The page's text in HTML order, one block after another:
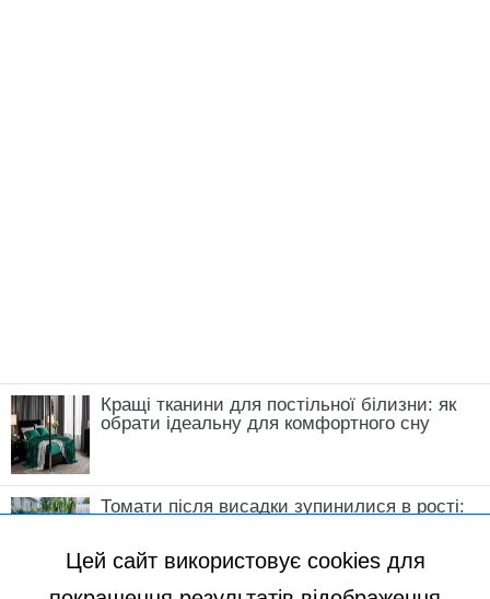
Кращі тканини для постільної білизни: як
обрати ідеальну для комфортного сну
Томати після висадки зупинилися в рості:
Цей сайт використовує cookies для